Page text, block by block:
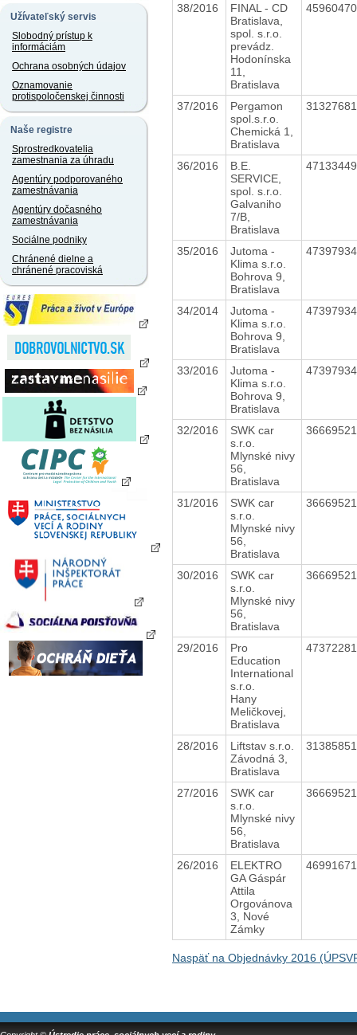
Užívateľský servis
Slobodný prístup k
informáciám
Ochrana osobných údajov
Oznamovanie
protispoločenskej činnosti
Naše registre
Sprostredkovatelia
zamestnania za úhradu
Agentúry podporovaného
zamestnávania
Agentúry dočasného
zamestnávania
Sociálne podniky
Chránené dielne a
chránené pracoviská
38/2016
FINAL - CD
Bratislava,
spol. s.r.o.
prevádz.
Hodonínska
11,
Bratislava
37/2016
Pergamon
spol.s.r.o.
Chemická 1,
Bratislava
36/2016
B.E.
SERVICE,
spol. s.r.o.
Galvaniho
7/B,
Bratislava
35/2016
Jutoma -
Klima s.r.o.
Bohrova 9,
Bratislava
34/2014
Jutoma -
Klima s.r.o.
Bohrova 9,
Bratislava
33/2016
Jutoma -
Klima s.r.o.
Bohrova 9,
Bratislava
32/2016
SWK car
s.r.o.
Mlynské nivy
56,
Bratislava
31/2016
SWK car
s.r.o.
Mlynské nivy
56,
Bratislava
30/2016
SWK car
s.r.o.
Mlynské nivy
56,
Bratislava
29/2016
Pro
Education
International
s.r.o.
Hany
Meličkovej,
Bratislava
28/2016
Liftstav s.r.o.
Závodná 3,
Bratislava
27/2016
SWK car
s.r.o.
Mlynské nivy
56,
Bratislava
26/2016
ELEKTRO
GA Gáspár
Attila
Orgovánova
3, Nové
Zámky
Naspäť na Objednávky 2016